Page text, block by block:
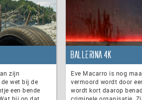
zijn
wet bij de
een bende
Ballerina 4K
Eve Macarro is nog
vermoord wordt door
wordt kort daarop